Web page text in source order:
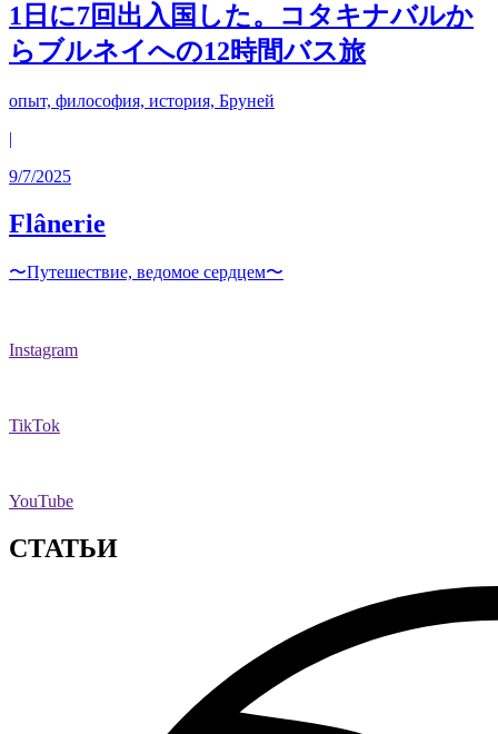
1日に7回出入国した。コタキナバルか
らブルネイへの12時間バス旅
опыт, философия, история, Бруней
|
9/7/2025
Flânerie
〜Путешествие, ведомое сердцем〜
Instagram
TikTok
YouTube
СТАТЬИ